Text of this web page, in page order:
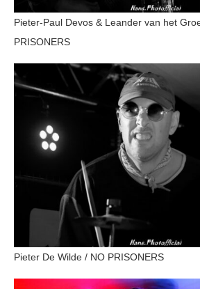
Pieter-Paul Devos & Leander van het
PRISONERS
Pieter De Wilde / NO PRISONERS